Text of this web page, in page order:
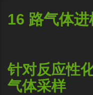
16 路气体进
针对反应性
气体采样